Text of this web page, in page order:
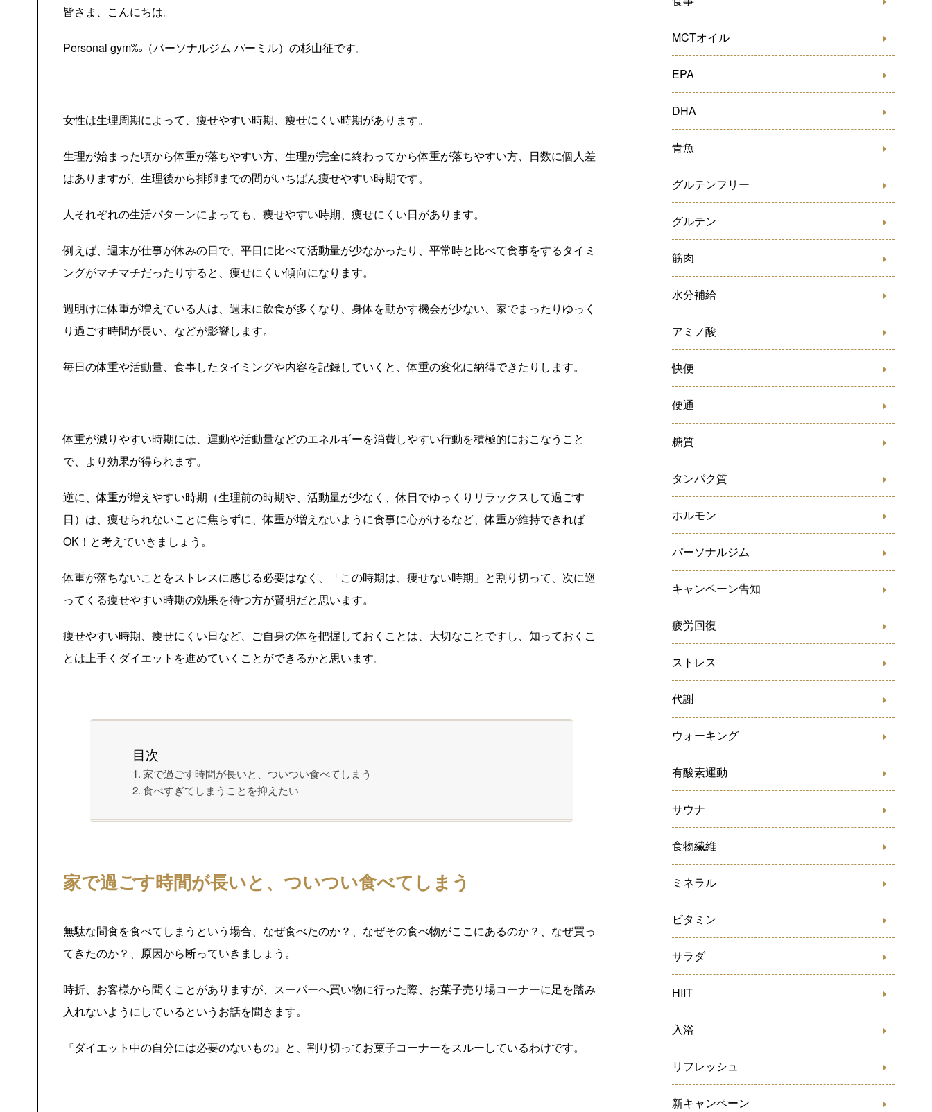
皆さま、こんにちは。
Personal gym‰（パーソナルジム パーミル）の杉山征です。
女性は生理周期によって、痩せやすい時期、痩せにくい時期があります。
生理が始まった頃から体重が落ちやすい方、生理が完全に終わってから体重が落ちやすい方、日数に個人差
はありますが、生理後から排卵までの間がいちばん痩せやすい時期です。
人それぞれの生活パターンによっても、痩せやすい時期、痩せにくい日があります。
例えば、週末が仕事が休みの日で、平日に比べて活動量が少なかったり、平常時と比べて食事をするタイミ
ングがマチマチだったりすると、痩せにくい傾向になります。
週明けに体重が増えている人は、週末に飲食が多くなり、身体を動かす機会が少ない、家でまったりゆっく
り過ごす時間が長い、などが影響します。
毎日の体重や活動量、食事したタイミングや内容を記録していくと、体重の変化に納得できたりします。
体重が減りやすい時期には、運動や活動量などのエネルギーを消費しやすい行動を積極的におこなうこと
で、より効果が得られます。
逆に、体重が増えやすい時期（生理前の時期や、活動量が少なく、休日でゆっくりリラックスして過ごす
日）は、痩せられないことに焦らずに、体重が増えないように食事に心がけるなど、体重が維持できれば
OK！と考えていきましょう。
体重が落ちないことをストレスに感じる必要はなく、「この時期は、痩せない時期」と割り切って、次に巡
ってくる痩せやすい時期の効果を待つ方が賢明だと思います。
痩せやすい時期、痩せにくい日など、ご自身の体を把握しておくことは、大切なことですし、知っておくこ
とは上手くダイエットを進めていくことができるかと思います。
目次
家で過ごす時間が長いと、ついつい食べてしまう
食べすぎてしまうことを抑えたい
家で過ごす時間が長いと、ついつい食べてしまう
無駄な間食を食べてしまうという場合、なぜ食べたのか？、なぜその食べ物がここにあるのか？、なぜ買っ
てきたのか？、原因から断っていきましょう。
時折、お客様から聞くことがありますが、スーパーへ買い物に行った際、お菓子売り場コーナーに足を踏み
入れないようにしているというお話を聞きます。
『ダイエット中の自分には必要のないもの』と、割り切ってお菓子コーナーをスルーしているわけです。
MCTオイル
EPA
DHA
青魚
グルテンフリー
グルテン
筋肉
水分補給
アミノ酸
快便
便通
糖質
タンパク質
ホルモン
パーソナルジム
キャンペーン告知
疲労回復
ストレス
代謝
ウォーキング
有酸素運動
サウナ
食物繊維
ミネラル
ビタミン
サラダ
HIIT
入浴
リフレッシュ
新キャンペーン